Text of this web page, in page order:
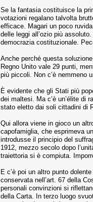
Se la fantasia costituisce la
votazioni regalano talvolta
efficace. Magari un poco
delle leggi all’ozio più
democrazia costituzionale.
Anche perché questa
Regno Unito vale 29 punti,
più piccoli. Non c’è nemmeno
È evidente che gli Stati più
dei maltesi. Ma c’è un’élite di
stato eletto dai soli cittadini di
Qui allora viene in gioco un
capofamiglia, che esprimeva
introdusse il principio del
1912, mezzo secolo dopo
traiettoria si è compiuta.
E c’è poi un altro punto
conservata nell’art. 67 della
personali convinzioni si
della Carta. In terzo luogo